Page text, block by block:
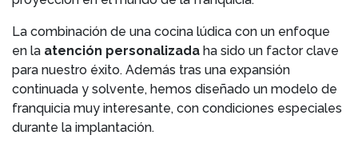
La combinación de una cocina lúdica con un enfoque
en la atención personalizada ha sido un factor clave
para nuestro éxito. Además tras una expansión
continuada y solvente, hemos diseñado un modelo de
franquicia muy interesante, con condiciones especiales
durante la implantación.